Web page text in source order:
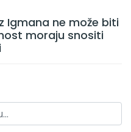
Igmana ne može biti
moraju snositi